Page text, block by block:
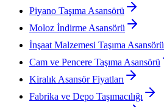
Piyano Taşıma Asansörü
Moloz İndirme Asansörü
İnşaat Malzemesi Taşıma Asansörü
Cam ve Pencere Taşıma Asansörü
Kiralık Asansör Fiyatları
Fabrika ve Depo Taşımacılığı